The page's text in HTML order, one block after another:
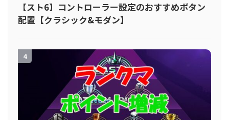
【スト6】コントローラー設定のおすすめボタン
配置【クラシック&モダン】
4